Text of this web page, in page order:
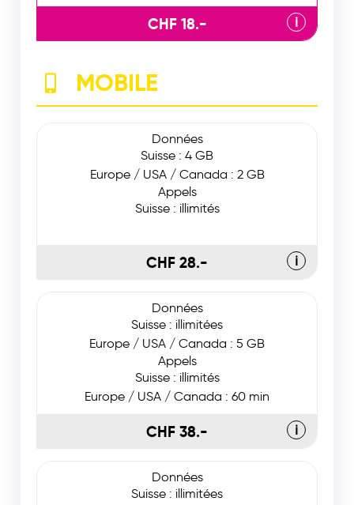
CHF 18.- ℹ
MOBILE
Données
Suisse : 4 GB
Europe / USA / Canada : 2 GB
Appels
Suisse : illimités
CHF 28.- ℹ
Données
Suisse : illimitées
Europe / USA / Canada : 5 GB
Appels
Suisse : illimités
Europe / USA / Canada : 60 min
CHF 38.- ℹ
Données
Suisse : illimitées